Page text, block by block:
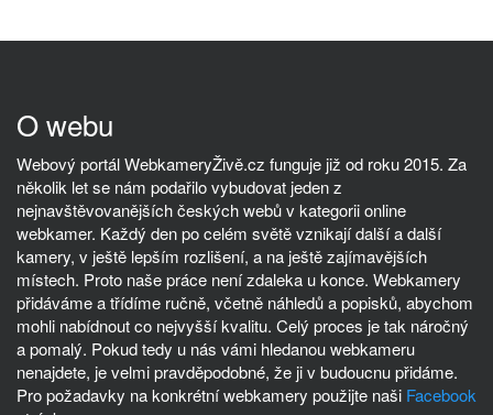
O webu
Webový portál WebkameryŽivě.cz funguje již od roku 2015. Za
několik let se nám podařilo vybudovat jeden z
nejnavštěvovanějších českých webů v kategorii online
webkamer. Každý den po celém světě vznikají další a další
kamery, v ještě lepším rozlišení, a na ještě zajímavějších
místech. Proto naše práce není zdaleka u konce. Webkamery
přidáváme a třídíme ručně, včetně náhledů a popisků, abychom
mohli nabídnout co nejvyšší kvalitu. Celý proces je tak náročný
a pomalý. Pokud tedy u nás vámi hledanou webkameru
nenajdete, je velmi pravděpodobné, že ji v budoucnu přidáme.
Pro požadavky na konkrétní webkamery použijte naši Facebook